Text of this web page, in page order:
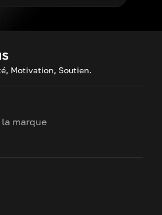
Motivation, Soutien.
marque